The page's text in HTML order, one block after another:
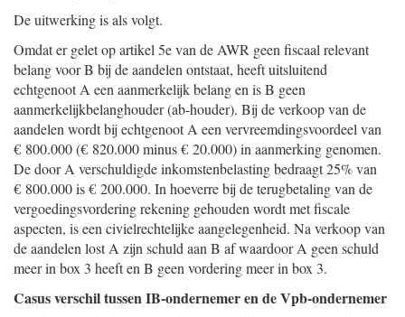
De uitwerking is als volgt.
Omdat er gelet op artikel 5e van de AWR geen fiscaal relevant
belang voor B bij de aandelen ontstaat, heeft uitsluitend
echtgenoot A een aanmerkelijk belang en is B geen
aanmerkelijkbelanghouder (ab-houder). Bij de verkoop van de
aandelen wordt bij echtgenoot A een vervreemdingsvoordeel van
€ 800.000 (€ 820.000 minus € 20.000) in aanmerking genomen.
De door A verschuldigde inkomstenbelasting bedraagt 25% van
€ 800.000 is € 200.000. In hoeverre bij de terugbetaling van de
vergoedingsvordering rekening gehouden wordt met fiscale
aspecten, is een civielrechtelijke aangelegenheid. Na verkoop van
de aandelen lost A zijn schuld aan B af waardoor A geen schuld
meer in box 3 heeft en B geen vordering meer in box 3.
Casus verschil tussen IB-ondernemer en de Vpb-ondernemer